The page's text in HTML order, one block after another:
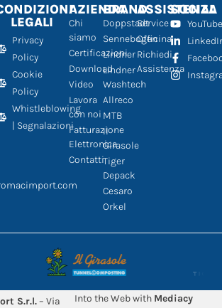
LEGALI
Privacy
Policy
Cookie
Policy
Whistleblowing
| Segnalazioni
AZIENDA
Chi
siamo
Certificazioni
Download
Video
Lavora
con noi
Fatturazione
Elettronica
Contatti
BRAND
Doppstadt
Sennebogen
Lindner
Lindner
Washtech
Allreco
MTB
Il
Girasole
Tiger
Depack
Cesaro
Orkel
ASSISTENZA
Service
Officina
Richiedi
Assistenza
SOCIAL
S.r.l. – Via
Into the Web with Mediacy